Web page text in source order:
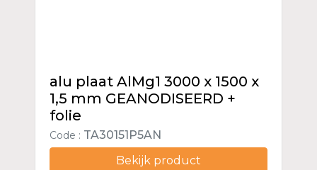
alu plaat AlMg1 3000 x 1500 x
1,5 mm GEANODISEERD +
folie
Code : TA30151P5AN
Bekijk product